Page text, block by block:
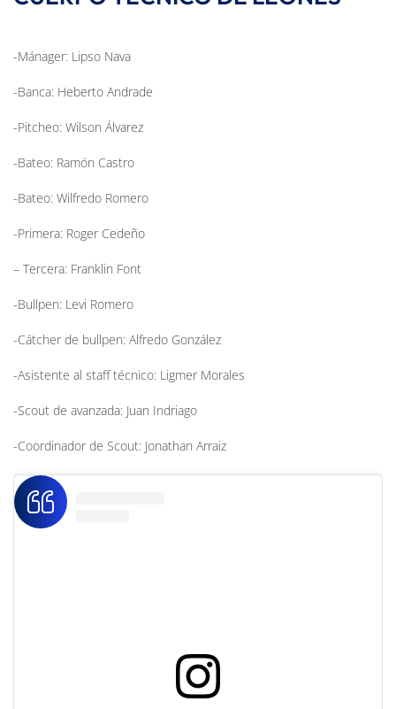
-Mánager: Lipso Nava
-Banca: Heberto Andrade
-Pitcheo: Wilson Álvarez
-Bateo: Ramón Castro
-Bateo: Wilfredo Romero
-Primera: Roger Cedeño
– Tercera: Franklin Font
-Bullpen: Levi Romero
-Cátcher de bullpen: Alfredo González
-Asistente al staff técnico: Ligmer Morales
-Scout de avanzada: Juan Indriago
-Coordinador de Scout: Jonathan Arraiz